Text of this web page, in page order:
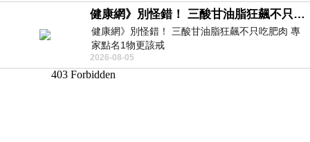
健康網》別怪錯！ 三酸甘油脂狂飆不只吃肥肉 專家點名1物更該戒
健康網》別怪錯！ 三酸甘油脂狂飆不只吃肥肉 專
家點名1物更該戒
https://health.ltn.com.tw/article/breakingnews/
2026-08-05